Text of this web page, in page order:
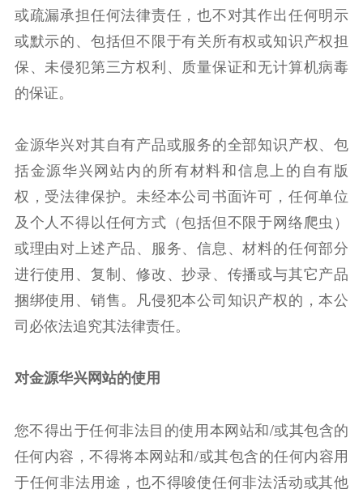
或疏漏承担任何法律责任，也不对其作出任何明示
或默示的、包括但不限于有关所有权或知识产权担
保、未侵犯第三方权利、质量保证和无计算机病毒
的保证。
金源华兴对其自有产品或服务的全部知识产权、包
括金源华兴网站内的所有材料和信息上的自有版
权，受法律保护。未经本公司书面许可，任何单位
及个人不得以任何方式（包括但不限于网络爬虫）
或理由对上述产品、服务、信息、材料的任何部分
进行使用、复制、修改、抄录、传播或与其它产品
捆绑使用、销售。凡侵犯本公司知识产权的，本公
司必依法追究其法律责任。
对金源华兴网站的使用
您不得出于任何非法目的使用本网站和/或其包含的
任何内容，不得将本网站和/或其包含的任何内容用
于任何非法用途，也不得唆使任何非法活动或其他